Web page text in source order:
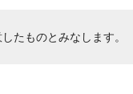
たものとみなします。